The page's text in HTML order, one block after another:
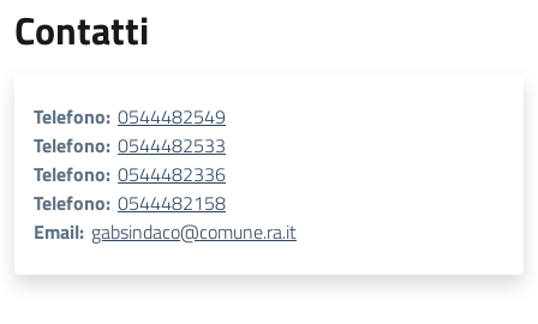
Contatti
Telefono: 0544482549
Telefono: 0544482533
Telefono: 0544482336
Telefono: 0544482158
Email: gabsindaco@comune.ra.it